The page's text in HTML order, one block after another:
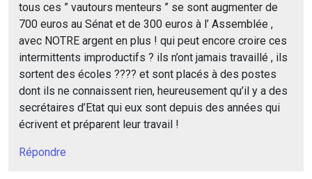
tous ces ” vautours menteurs ” se sont augmenter de
700 euros au Sénat et de 300 euros à l’ Assemblée ,
avec NOTRE argent en plus ! qui peut encore croire ces
intermittents improductifs ? ils n’ont jamais travaillé , ils
sortent des écoles ???? et sont placés à des postes
dont ils ne connaissent rien, heureusement qu’il y a des
secrétaires d’Etat qui eux sont depuis des années qui
écrivent et préparent leur travail !
Répondre